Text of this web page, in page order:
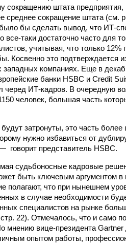
сокращению штата
среднее сокращение штата (см.
бы сделать вывод, что
все‑таки достаточно часто для
учитывая, что только
Косвенно это подтверждается
западных компаниях. Еще в
банки HSBC и Credit
черед ИТ‑кадров. В очередную
человек, большая часть
затронуты, это часть
нужно избавиться от
говорит представитель HSBC.
судьбоносные кадровые
быть ключевым аргументом в
полагают, что при нынешнем
в случае необходимости
специалистов на рынке
22). Отмечалось, что и само
мнению вице-президента
опытом работы,